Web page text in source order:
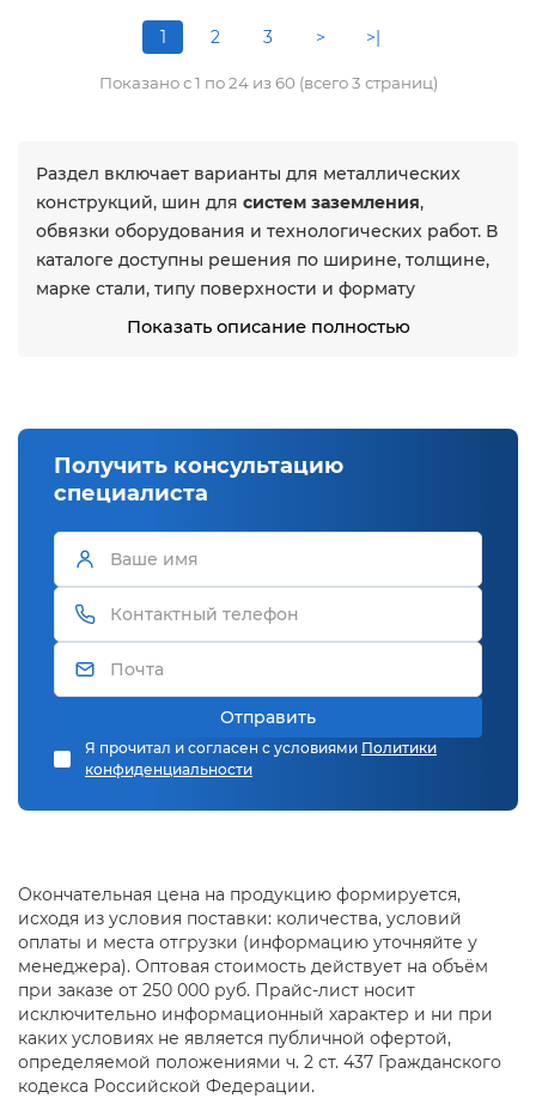
1 2 3 > >|
Показано с 1 по 24 из 60 (всего 3 страниц)
Раздел включает варианты для металлических
конструкций, шин для систем заземления,
обвязки оборудования и технологических работ. В
каталоге доступны решения по ширине, толщине,
марке стали, типу поверхности и формату
поставки. Ассортимент формируется со
Ширины от 10 до 200 мм
Толщины 1–10 мм и выше
Поверхности: 2B, No.4 (сатин)
Марки: AISI 304, 321, 430 Склад в Москве
ГОСТ и сертификаты
Сортамент и параметры под
задачи
Номенклатура полосы охватывает типоразмеры
широких полос для каркасов и обвязки. Практика
показывает, что при подборе критично учитывать
толщину, ширину, марку стали и поверхность:
если упустить один из этих параметров, велика
вероятность перерасхода материала или
снижения надёжности конструкции..
Показать описание полностью
Получить консультацию
специалиста
Отправить
Я прочитал и согласен с условиями Политики
конфиденциальности
Окончательная цена на продукцию формируется,
исходя из условия поставки: количества, условий
оплаты и места отгрузки (информацию уточняйте у
менеджера). Оптовая стоимость действует на объём
при заказе от 250 000 руб. Прайс-лист носит
исключительно информационный характер и ни при
каких условиях не является публичной офертой,
определяемой положениями ч. 2 ст. 437 Гражданского
кодекса Российской Федерации.